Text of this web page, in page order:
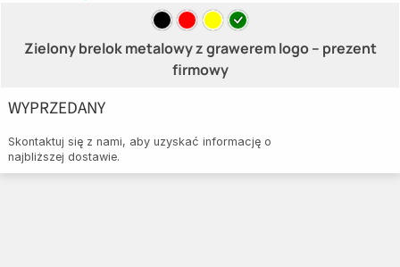
Zielony brelok metalowy z grawerem logo – prezent
firmowy
WYPRZEDANY
Skontaktuj się z nami, aby uzyskać informację o
najbliższej dostawie.